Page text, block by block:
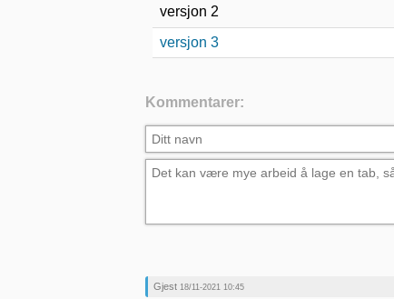
versjon 2
versjon 3
Kommentarer:
Gjest 18/11-2021 10:45